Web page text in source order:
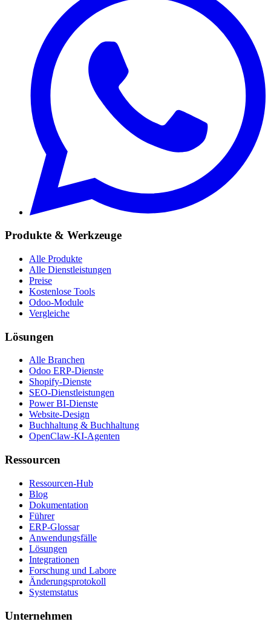
Produkte & Werkzeuge
Alle Produkte
Alle Dienstleistungen
Preise
Kostenlose Tools
Odoo-Module
Vergleiche
Lösungen
Alle Branchen
Odoo ERP-Dienste
Shopify-Dienste
SEO-Dienstleistungen
Power BI-Dienste
Website-Design
Buchhaltung & Buchhaltung
OpenClaw-KI-Agenten
Ressourcen
Ressourcen-Hub
Blog
Dokumentation
Führer
ERP-Glossar
Anwendungsfälle
Lösungen
Integrationen
Forschung und Labore
Änderungsprotokoll
Systemstatus
Unternehmen